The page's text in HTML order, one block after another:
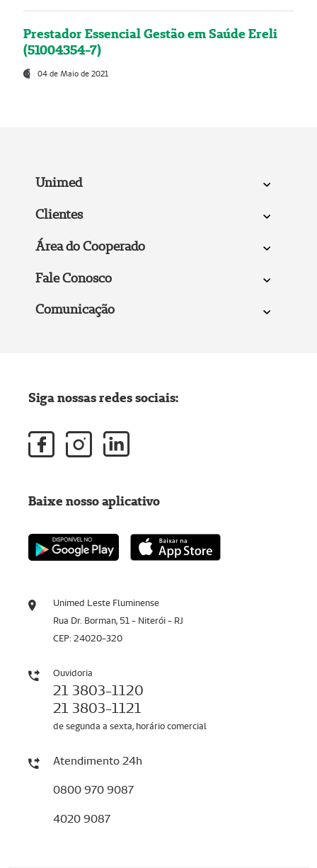
Prestador Essencial Gestão em Saúde Ereli
(51004354-7)
04 de Maio de 2021
Unimed
Clientes
Área do Cooperado
Fale Conosco
Comunicação
Unimed Leste Fluminense
Rua Dr. Borman, 51 - Niterói - RJ
CEP: 24020-320
Ouvidoria
21 3803-1120
21 3803-1121
de segunda a sexta, horário comercial
Atendimento 24h
0800 970 9087
4020 9087
Siga nossas redes sociais:
Baixe nosso aplicativo